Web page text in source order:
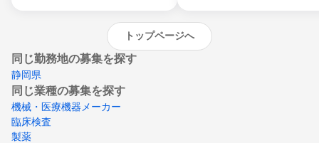
トップページへ
同じ勤務地の募集を探す
静岡県
同じ業種の募集を探す
機械・医療機器メーカー
臨床検査
製薬